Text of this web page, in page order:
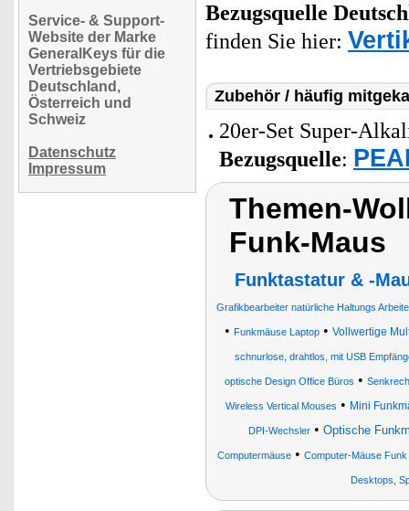
Service- & Support-
Website der Marke
GeneralKeys für die
Vertriebsgebiete
Deutschland,
Österreich und
Schweiz
Datenschutz
Impressum
Bezugsquelle
finden Sie hier:
Zubehör / häufig
20er-Set Super-
Bezugsquelle:
Themen-
Funk-Maus
Funktastatur & -
Grafikbearbeiter natürliche Haltungs
• Funkmäuse Laptop • Vollwertige
schnurlose, drahtlos, mit USB
optische Design Office Büros •
Wireless Vertical Mouses • Mini
DPI-Wechsler • Optische
Computermäuse • Computer-Mäuse Funk
Desktops,